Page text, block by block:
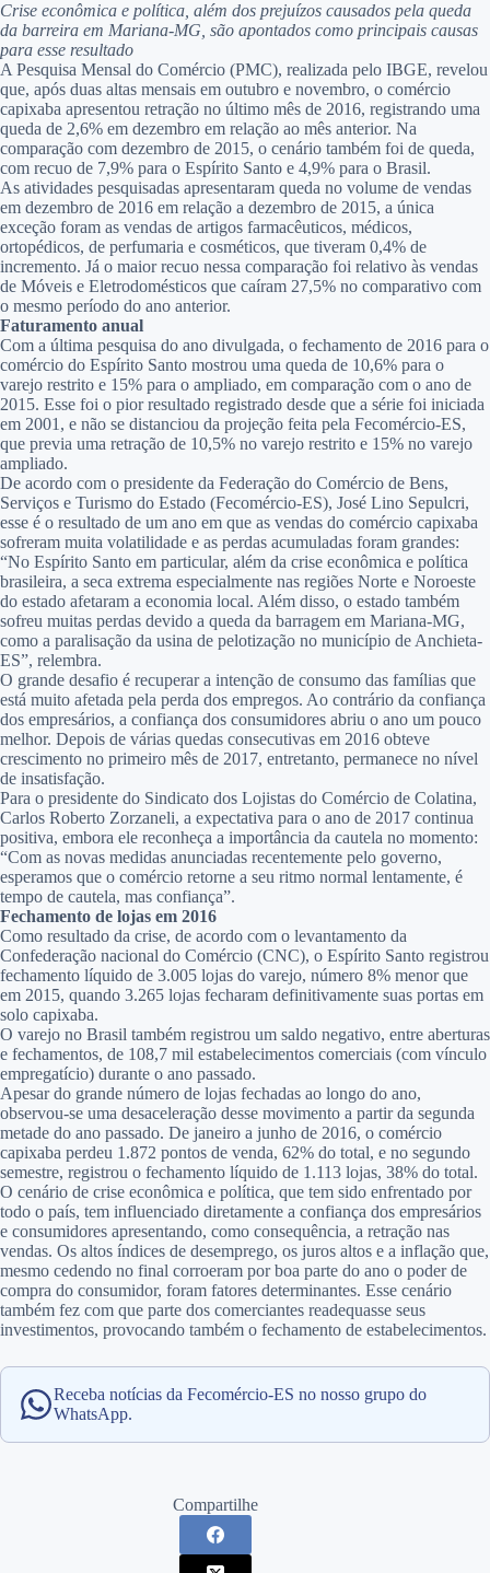
Crise econômica e política, além dos prejuízos causados pela queda
da barreira em Mariana-MG, são apontados como principais causas
para esse resultado
A Pesquisa Mensal do Comércio (PMC), realizada pelo IBGE, revelou
que, após duas altas mensais em outubro e novembro, o comércio
capixaba apresentou retração no último mês de 2016, registrando uma
queda de 2,6% em dezembro em relação ao mês anterior. Na
comparação com dezembro de 2015, o cenário também foi de queda,
com recuo de 7,9% para o Espírito Santo e 4,9% para o Brasil.
As atividades pesquisadas apresentaram queda no volume de vendas
em dezembro de 2016 em relação a dezembro de 2015, a única
exceção foram as vendas de artigos farmacêuticos, médicos,
ortopédicos, de perfumaria e cosméticos, que tiveram 0,4% de
incremento. Já o maior recuo nessa comparação foi relativo às vendas
de Móveis e Eletrodomésticos que caíram 27,5% no comparativo com
o mesmo período do ano anterior.
Faturamento anual
Com a última pesquisa do ano divulgada, o fechamento de 2016 para o
comércio do Espírito Santo mostrou uma queda de 10,6% para o
varejo restrito e 15% para o ampliado, em comparação com o ano de
2015. Esse foi o pior resultado registrado desde que a série foi iniciada
em 2001, e não se distanciou da projeção feita pela Fecomércio-ES,
que previa uma retração de 10,5% no varejo restrito e 15% no varejo
ampliado.
De acordo com o presidente da Federação do Comércio de Bens,
Serviços e Turismo do Estado (Fecomércio-ES), José Lino Sepulcri,
esse é o resultado de um ano em que as vendas do comércio capixaba
sofreram muita volatilidade e as perdas acumuladas foram grandes:
“No Espírito Santo em particular, além da crise econômica e política
brasileira, a seca extrema especialmente nas regiões Norte e Noroeste
do estado afetaram a economia local. Além disso, o estado também
sofreu muitas perdas devido a queda da barragem em Mariana-MG,
como a paralisação da usina de pelotização no município de Anchieta-
ES”, relembra.
O grande desafio é recuperar a intenção de consumo das famílias que
está muito afetada pela perda dos empregos. Ao contrário da confiança
dos empresários, a confiança dos consumidores abriu o ano um pouco
melhor. Depois de várias quedas consecutivas em 2016 obteve
crescimento no primeiro mês de 2017, entretanto, permanece no nível
de insatisfação.
Para o presidente do Sindicato dos Lojistas do Comércio de Colatina,
Carlos Roberto Zorzaneli, a expectativa para o ano de 2017 continua
positiva, embora ele reconheça a importância da cautela no momento:
“Com as novas medidas anunciadas recentemente pelo governo,
esperamos que o comércio retorne a seu ritmo normal lentamente, é
tempo de cautela, mas confiança”.
Fechamento de lojas em 2016
Como resultado da crise, de acordo com o levantamento da
Confederação nacional do Comércio (CNC), o Espírito Santo registrou
fechamento líquido de 3.005 lojas do varejo, número 8% menor que
em 2015, quando 3.265 lojas fecharam definitivamente suas portas em
solo capixaba.
O varejo no Brasil também registrou um saldo negativo, entre aberturas
e fechamentos, de 108,7 mil estabelecimentos comerciais (com vínculo
empregatício) durante o ano passado.
Apesar do grande número de lojas fechadas ao longo do ano,
observou-se uma desaceleração desse movimento a partir da segunda
metade do ano passado. De janeiro a junho de 2016, o comércio
capixaba perdeu 1.872 pontos de venda, 62% do total, e no segundo
semestre, registrou o fechamento líquido de 1.113 lojas, 38% do total.
O cenário de crise econômica e política, que tem sido enfrentado por
todo o país, tem influenciado diretamente a confiança dos empresários
e consumidores apresentando, como consequência, a retração nas
vendas. Os altos índices de desemprego, os juros altos e a inflação que,
mesmo cedendo no final corroeram por boa parte do ano o poder de
compra do consumidor, foram fatores determinantes. Esse cenário
também fez com que parte dos comerciantes readequasse seus
investimentos, provocando também o fechamento de estabelecimentos.
Receba notícias da Fecomércio-ES no nosso grupo do
WhatsApp.
Compartilhe